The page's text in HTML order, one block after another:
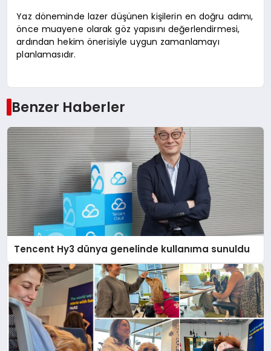
Yaz döneminde lazer düşünen kişilerin en doğru adımı,
önce muayene olarak göz yapısını değerlendirmesi,
ardından hekim önerisiyle uygun zamanlamayı
planlamasıdır.
Benzer Haberler
Tencent Hy3 dünya genelinde kullanıma sunuldu